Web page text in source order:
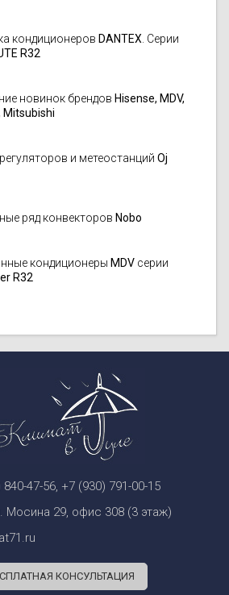
кондиционеров DANTEX . Серии
R32
новинок брендов Hisense, MDV,
Mitsubishi
и метеостанций Oj
ряд конвекторов Nobo
кондиционеры MDV серии
R32
840-47-56 +7 (930) 791-00-15
Мосина 29, офис 308 (3 этаж)
КОНСУЛЬТАЦИЯ